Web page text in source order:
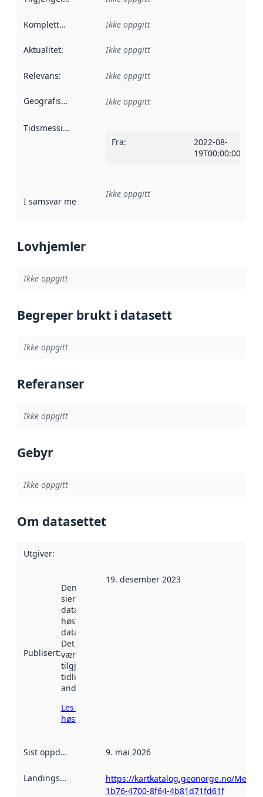
Kompletthet Ikke oppgitt
Aktualitet: Ikke oppgitt
Relevans: Ikke oppgitt
Geografisk avgrensning :
Ikke oppgitt
Tidsmessig avgrensning
Fra:
2022-08-
19T00:00:00Z
I samsvar med Referanse til en implementasjonsregel
Ikke oppgitt
Lovhjemler
Ikke oppgitt
Begreper brukt i datasett
Ikke oppgitt
Referanser
Ikke oppgitt
Gebyr
Ikke oppgitt
Om datasettet
Utgiver:
Publisert:
Denne datoen
sier når
datasettet ble
høstet av
data.norge.no.
Det kan ha
vært
tilgjengelig
tidligere
andre steder.
Les mer om
høsting her
19. desember 2023
Sist oppdatert 9. mai 2026
Landingsside
https://kartkatalog.geonorge.no/
1b76-4700-8f64-4b81d71fd61f